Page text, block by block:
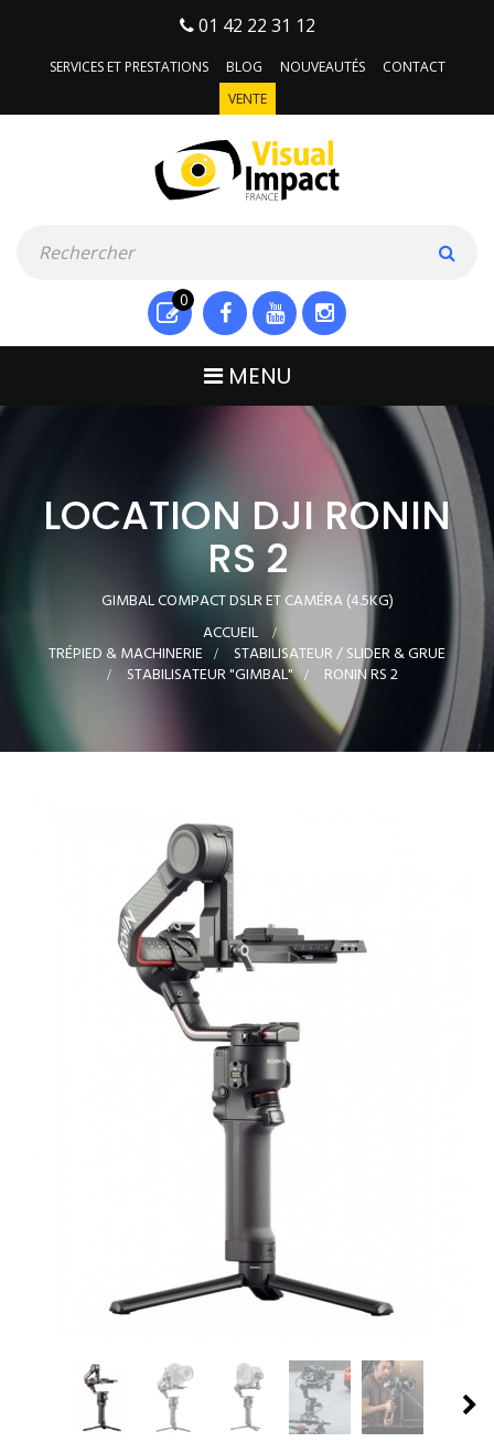
01 42 22 31 12
SERVICES ET PRESTATIONS BLOG NOUVEAUTÉS
CONTACT
VENTE
0
MENU
LOCATION DJI RONIN
RS 2
GIMBAL COMPACT DSLR ET CAMÉRA (4.5KG)
ACCUEIL >
TRÉPIED & MACHINERIE >
STABILISATEUR / SLIDER & GRUE
>
STABILISATEUR "GIMBAL" > RONIN RS 2